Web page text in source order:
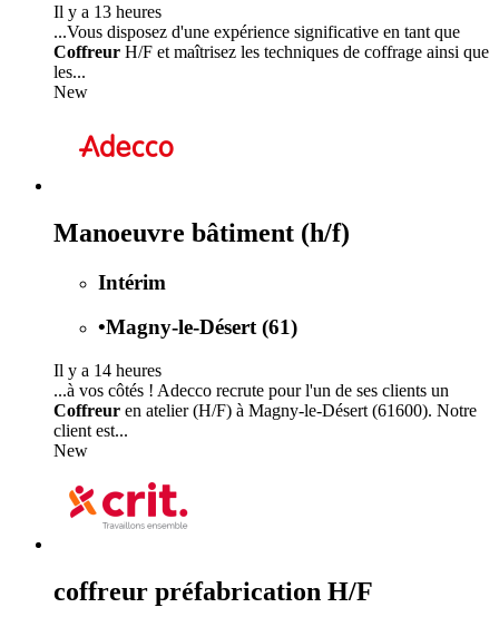
Il y a 13 heures
...Vous disposez d'une expérience significative en tant que
Coffreur H/F et maîtrisez les techniques de coffrage ainsi que
les...
New
Manoeuvre bâtiment (h/f)
Intérim
•Magny-le-Désert (61)
Il y a 14 heures
...à vos côtés ! Adecco recrute pour l'un de ses clients un
Coffreur en atelier (H/F) à Magny-le-Désert (61600). Notre
client est...
New
coffreur préfabrication H/F